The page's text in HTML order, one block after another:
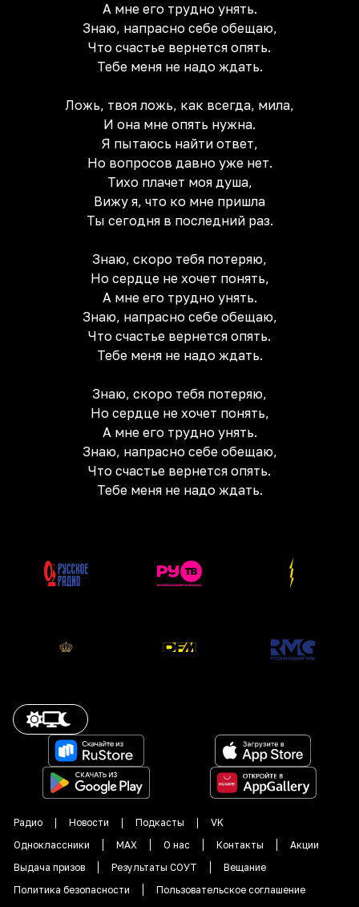
А мне его трудно унять.
Знаю, напрасно себе обещаю,
Что счастье вернется опять.
Тебе меня не надо ждать.
Ложь, твоя ложь, как всегда, мила,
И она мне опять нужна.
Я пытаюсь найти ответ,
Но вопросов давно уже нет.
Тихо плачет моя душа,
Вижу я, что ко мне пришла
Ты сегодня в последний раз.
Знаю, скоро тебя потеряю,
Но сердце не хочет понять,
А мне его трудно унять.
Знаю, напрасно себе обещаю,
Что счастье вернется опять.
Тебе меня не надо ждать.
Знаю, скоро тебя потеряю,
Но сердце не хочет понять,
А мне его трудно унять.
Знаю, напрасно себе обещаю,
Что счастье вернется опять.
Тебе меня не надо ждать.
Радио Новости Подкасты
VK
Одноклассники
MAX О нас Контакты
Акции
Выдача призов
Результаты СОУТ
Вещание
Политика безопасности
Пользовательское соглашение